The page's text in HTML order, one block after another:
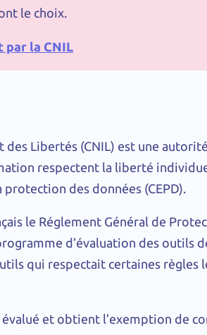
le choix.
la CNIL
Libertés (CNIL) est une
respectent la liberté
des données (CEPD).
le Réglement Général de
d’évaluation des outils
qui respectait certaines règles
et obtient l’exemption de